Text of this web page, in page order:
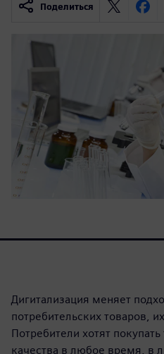
Поделиться
Дигитализация меняет
потребительских товаров,
Потребители хотят
качества в любое время, в